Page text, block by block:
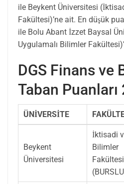
ile Beykent Üniversitesi
Fakültesi)’ne ait. En düşük
ile Bolu Abant İzzet Baysal
Uygulamalı Bilimler
DGS Finans ve
Taban Puanları
ÜNİVERSİTE
Beykent
Üniversitesi
İktisadi
Bilimler
Fakültesi